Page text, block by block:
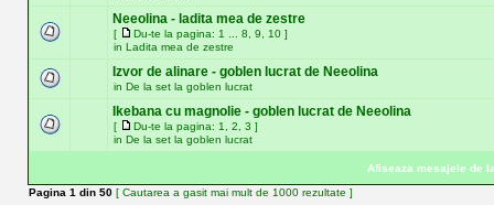
Neeolina - ladita mea de zestre
[ Du-te la pagina: 1 8 9 10 ]
in Ladita mea de zestre
Izvor de alinare - goblen lucrat de Neeolina
in De la set la goblen lucrat
Ikebana cu magnolie - goblen lucrat de Neeolina
[ Du-te la pagina: 1 2 3 ]
in De la set la goblen lucrat
Afiseaza mesajele de
Pagina 1 din 50 [ Cautarea a gasit mai mult de 1000 rezultate ]